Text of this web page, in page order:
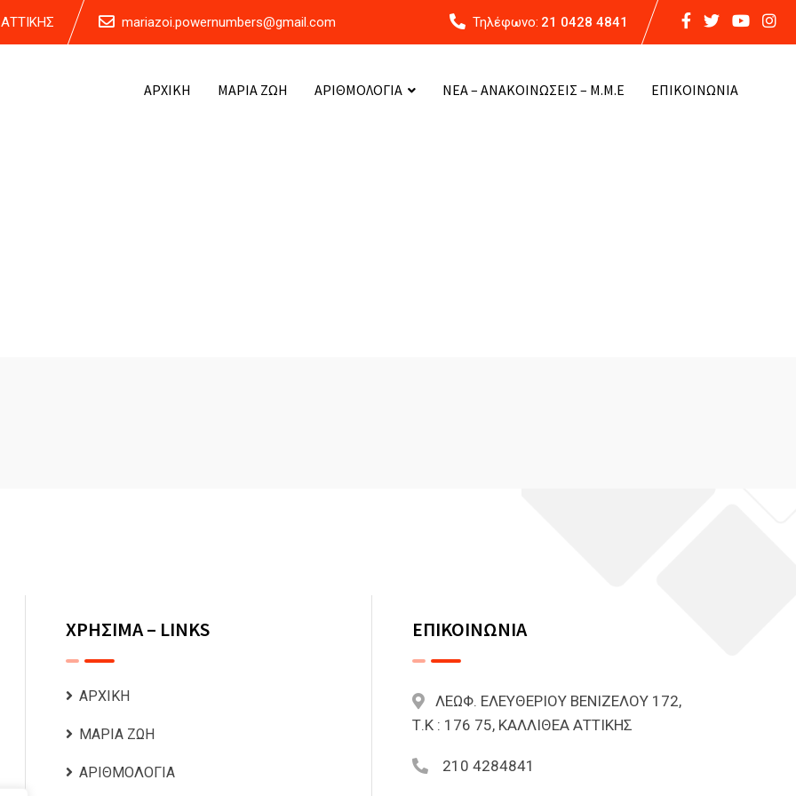
mariazoi.powernumbers@gmail.com Τηλέφωνο: 21 0428 4841
ΑΡΧΙΚΗ ΜΑΡΙΑ ΖΩΗ ΑΡΙΘΜΟΛΟΓΙΑ ΝΕΑ – ΑΝΑΚΟΙΝΩΣΕΙΣ – Μ.Μ.Ε ΕΠΙΚΟΙΝΩΝΙΑ
ΧΡΗΣΙΜΑ – LINKS
ΑΡΧΙΚΗ
ΜΑΡΙΑ ΖΩΗ
ΑΡΙΘΜΟΛΟΓΙΑ
ΕΠΙΚΟΙΝΩΝΙΑ
ΛΕΩΦ. ΕΛΕΥΘΕΡΙΟΥ ΒΕΝΙΖΕΛΟΥ 172,
Τ.Κ : 176 75, ΚΑΛΛΙΘΕΑ ΑΤΤΙΚΗΣ
210 4284841